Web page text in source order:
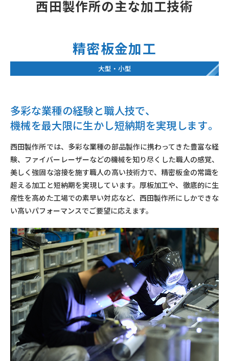
西田製作所の主な加工技術
精密板金加工
大型・小型
多彩な業種の経験と職人技で、
機械を最大限に生かし短納期を実現します。
西田製作所では、多彩な業種の部品製作に携わってきた豊富な経
験、ファイバーレーザーなどの機械を知り尽くした職人の感覚、
美しく強固な溶接を施す職人の高い技術力で、精密板金の常識を
超える加工と短納期を実現しています。厚板加工や、徹底的に生
産性を高めた工場での素早い対応など、西田製作所にしかできな
い高いパフォーマンスでご要望に応えます。